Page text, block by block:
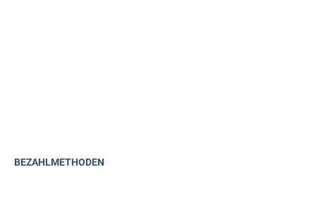
BEZAHLMETHODEN